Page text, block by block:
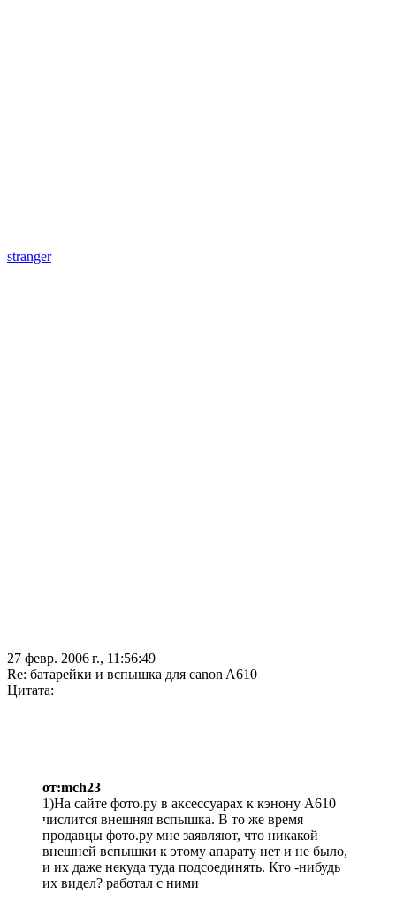
stranger
27 февр. 2006 г., 11:56:49
Re: батарейки и вспышка для canon A610
Цитата:
от:mch23
1)На сайте фото.ру в аксессуарах к кэнону А610
числится внешняя вспышка. В то же время
продавцы фото.ру мне заявляют, что никакой
внешней вспышки к этому апарату нет и не было,
и их даже некуда туда подсоединять. Кто -нибудь
их видел? работал с ними